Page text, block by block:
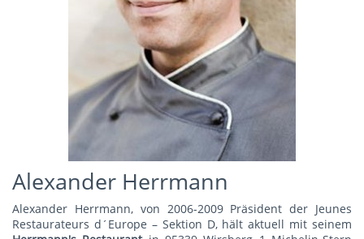
Alexander Herrmann
Alexander Herrmann, von 2006-2009 Präsident der Jeunes
Restaurateurs d´Europe – Sektion D, hält aktuell mit seinem